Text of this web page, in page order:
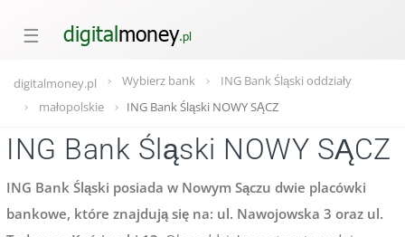
☰
digitalmoney.pl Wybierz bank
ING Bank Śląski oddziały
małopolskie
ING Bank Śląski NOWY SĄCZ
ING Bank Śląski NOWY SĄCZ
ING Bank Śląski posiada w Nowym Sączu dwie placówki
bankowe, które znajdują się na: ul. Nawojowska 3 oraz ul.